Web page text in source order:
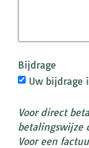
Bijdrage
Uw bijdrage
Voor direct
betalingswijze
Voor een